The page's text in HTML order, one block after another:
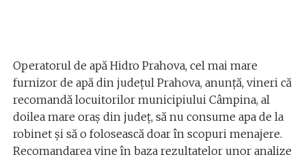
Operatorul de apă Hidro Prahova, cel mai mare
furnizor de apă din judeţul Prahova, anunţă, vineri că
recomandă locuitorilor municipiului Câmpina, al
doilea mare oraş din judeţ, să nu consume apa de la
robinet şi să o folosească doar în scopuri menajere.
Recomandarea vine în baza rezultatelor unor analize